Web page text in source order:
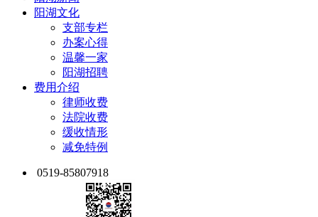
阳湖文化
支部专栏
办案心得
温馨一家
阳湖招聘
费用介绍
律师收费
法院收费
缓收情形
减免特例
0519-85807918